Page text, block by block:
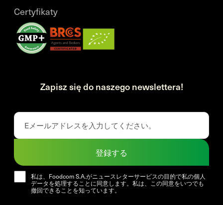
Certyfikaty
Zapisz się do naszego newslettera!
私は、Foodcom S.A.がニュースレターサービスの目的で私の個人
データを処理することに同意します。私は、この同意をいつでも
撤回できることを知っています。
登録する